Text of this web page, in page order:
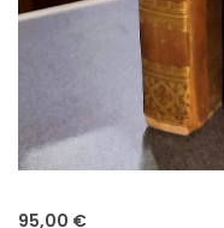
95,00 €